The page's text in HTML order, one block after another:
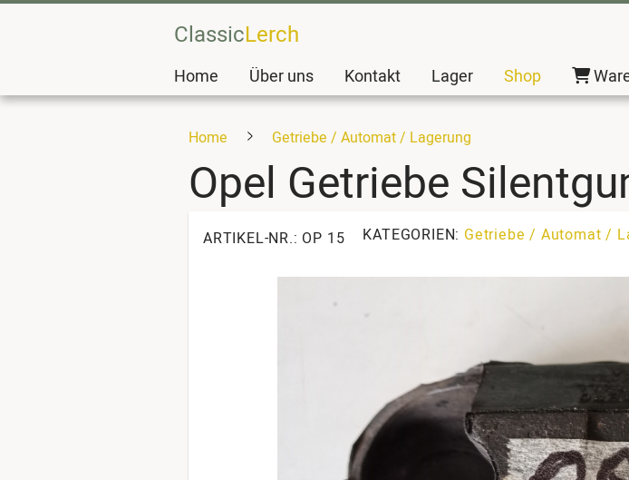
ClassicLerch
Home Über uns Kontakt Lager Shop
Home Getriebe / Automat / Lagerung
Opel Getriebe
ARTIKEL-NR.: OP 15 KATEGORIEN: Getriebe / Automat /